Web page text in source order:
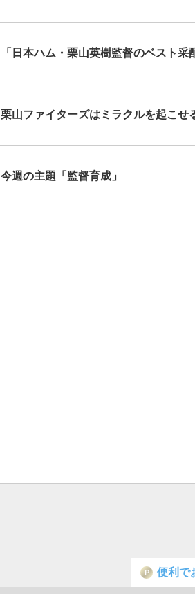
「日本ハム・栗山英樹監督のベスト采
栗山ファイターズはミラクルを起こせ
今週の主題「監督育成」
P 便利で